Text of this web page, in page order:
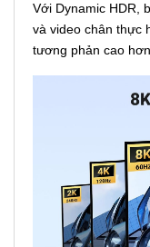
Với Dynamic HDR,
và video chân thực
tương phản cao hơn